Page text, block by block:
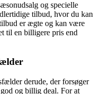
og specielle
tilbud, hvor du kan
er ægte og kan være
til en billigere pris end
derude, der forsøger
og billig deal. For at